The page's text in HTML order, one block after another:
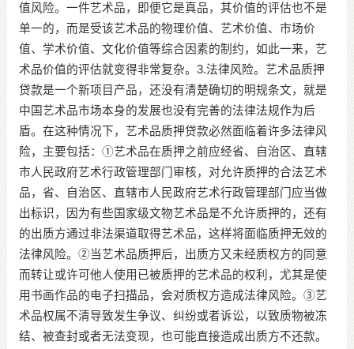
值风险。一件艺术品，即便它是真品，其价值的评估也不是
单一的，而是受该艺术品的物理价值、艺术价值、市场价
值、学术价值、文化价值等综合因素的制约，如此一来，艺
术品价值的评估就变得非常复杂。3.法律风险。艺术品质押
贷款是一个新项目产品，还没有清楚确切的明规条文，就是
中国艺术品市场本身的发展也没有完善的法律法规作为后
盾。在这种情况下，艺术品质押贷款必然面临着许多法律风
险，主要包括：①艺术品在质押之前应经省、自治区、直辖
市人民政府艺术行政管理部门审核，对允许质押的合法艺术
品，省、自治区、直辖市人民政府艺术行政管理部门应当做
出标识，因为有些国家级文物艺术品是不允许质押的，还有
的出质方通过非法渠道取得艺术品，这样将面临质押无效的
法律风险。②当艺术品质押后，出质方又未经质权方的同意
而转让或许可他人使用已被质押的艺术品的权利，尤其是使
用书画作品的电子扫描品，会对质权方造成法律风险。③艺
术品权属不清导致发生争议、纠纷或者诉讼，以致质物被冻
结、被查封或者无法变现，也可能直接造成出质方不还款。